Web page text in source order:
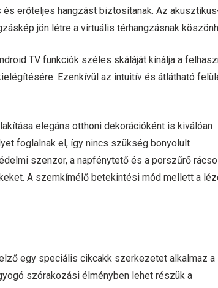
erőteljes hangzást biztosítanak. Az
jön létre a virtuális térhangzásnak
TV funkciók széles skáláját kínálja a
Ezenkívül az intuitív és átlátható
elegáns otthoni dekorációként is kiválóan
foglalnak el, így nincs szükség bonyolult
szenzor, a napfénytető és a porszűrő
A szemkímélő betekintési mód mellett a
egy speciális cikcakk szerkezetet alkalmaz a
szórakozási élményben lehet részük a